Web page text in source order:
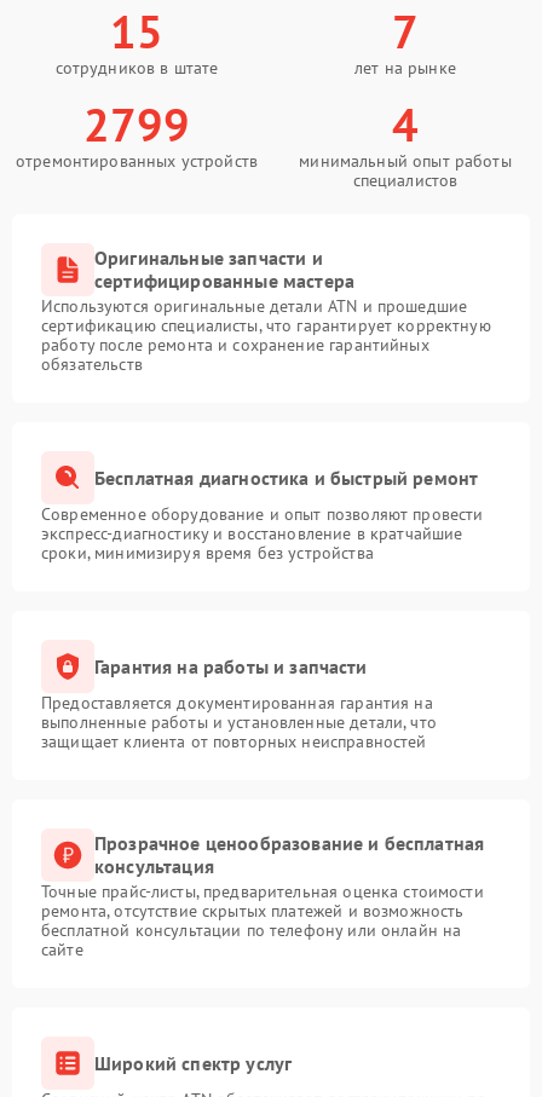
15
сотрудников в штате
7
лет на рынке
2799
отремонтированных устройств
4
минимальный опыт работы
специалистов
Оригинальные запчасти и
сертифицированные мастера
Используются оригинальные детали ATN и прошедшие
сертификацию специалисты, что гарантирует корректную
работу после ремонта и сохранение гарантийных
обязательств
Бесплатная диагностика и быстрый ремонт
Современное оборудование и опыт позволяют провести
экспресс-диагностику и восстановление в кратчайшие
сроки, минимизируя время без устройства
Гарантия на работы и запчасти
Предоставляется документированная гарантия на
выполненные работы и установленные детали, что
защищает клиента от повторных неисправностей
Прозрачное ценообразование и бесплатная
консультация
Точные прайс-листы, предварительная оценка стоимости
ремонта, отсутствие скрытых платежей и возможность
бесплатной консультации по телефону или онлайн на
сайте
Широкий спектр услуг